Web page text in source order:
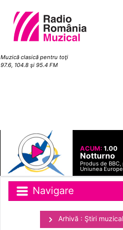
Muzică clasică pentru toţi
97.6, 104.8 şi 95.4 FM
ACUM: 1.00
Notturno
Produs de
Uniunea
Navigare
Arhivă : Ştiri